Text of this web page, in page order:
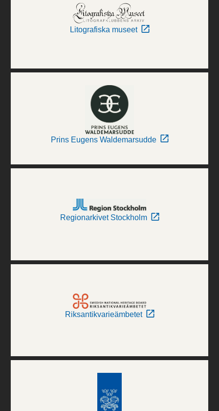
Litografiska museet
Prins Eugens Waldemarsudde
Regionarkivet Stockholm
Riksantikvarieämbetet